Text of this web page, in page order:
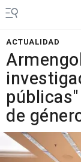
ACTUALIDAD
de